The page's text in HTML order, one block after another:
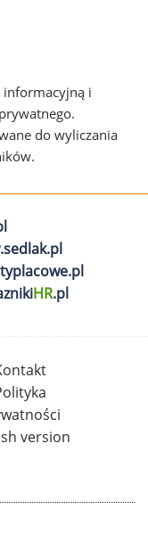
informacyjną i
do wyliczania
HR.pl
version